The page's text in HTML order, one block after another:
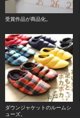
受賞作品が商品化。
ダウンジャケットのルームシ
ューズ。